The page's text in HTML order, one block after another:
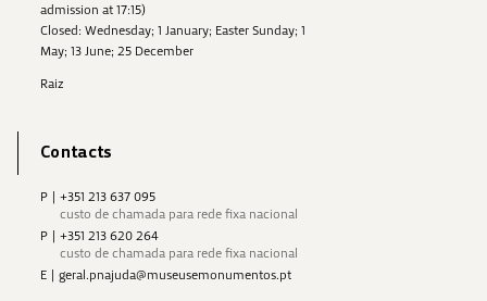
admission at 17:15)
Closed: Wednesday; 1 January; Easter Sunday; 1
May; 13 June; 25 December
Raiz
Contacts
P
+351 213 637 095
custo de chamada para rede fixa nacional
P
+351 213 620 264
custo de chamada para rede fixa nacional
E
geral.pnajuda@museusemonumentos.pt